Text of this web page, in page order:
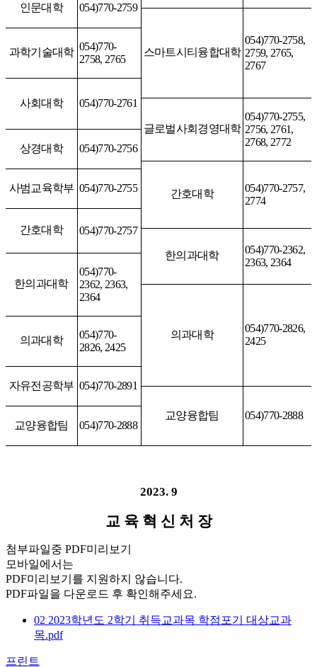
인문대학 054)770-2759
스마트시티융합대학
054)770-2758,
2759, 2765,
2767
과학기술대학 054)770-
2758, 2765
사회대학 054)770-2761
글로벌사회경영대학
054)770-2755,
2756, 2761,
2768, 2772
상경대학 054)770-2756
간호대학
054)770-2757,
2774
사범교육학부 054)770-2755
간호대학 054)770-2757
한의과대학
054)770-2362,
2363, 2364
한의과대학
054)770-
2362, 2363,
2364
의과대학
054)770-2826,
2425
의과대학
054)770-
2826, 2425
자유전공학부 054)770-2891
교양융합팀
054)770-2888
교양융합팀
054)770-2888
2023. 9
교 육 혁 신 처 장
첨부파일중 PDF미리보기
모바일에서는
PDF미리보기를 지원하지 않습니다.
PDF파일을 다운로드 후 확인해주세요.
02 2023학년도 2학기 취득교과목 학점포기 대상교과
목.pdf
프린트